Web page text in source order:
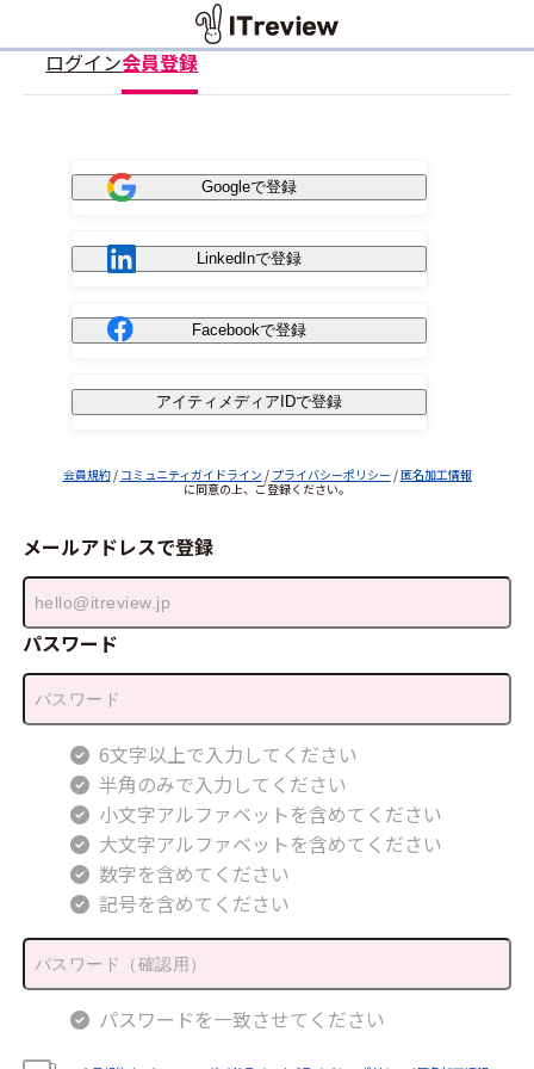
ログイン会員登録
Googleで登録
LinkedInで登録
Facebookで登録
アイティメディアIDで登録
会員規約/ コミュニティガイドライン / プライバシーポリシー /匿名加工情報
に同意の上、ご登録ください。
メールアドレスで登録
パスワード
6文字以上で入力してください
半角のみで入力してください
小文字アルファベットを含めてください
大文字アルファベットを含めてください
数字を含めてください
記号を含めてください
パスワードを一致させてください